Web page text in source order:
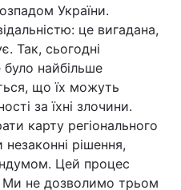
України.
це вигадана,
Так, сьогодні
було найбільше
що їх можуть
за їхні злочини.
карту регіонального
рішення,
Цей процес
Ми не дозволимо трьом